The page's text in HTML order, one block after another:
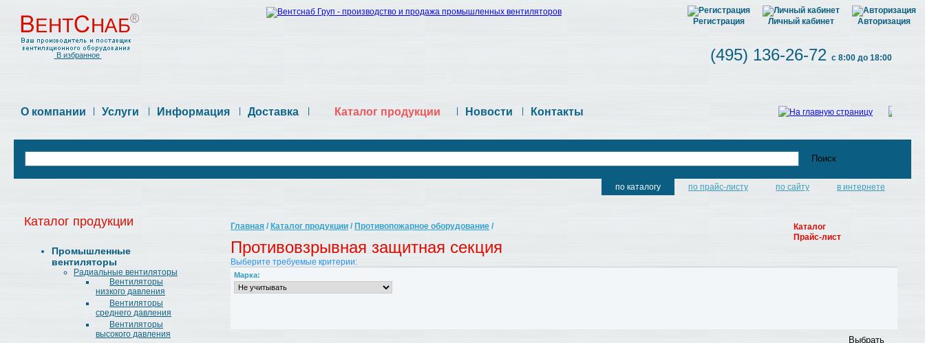
Регистрация Личный кабинет Авторизация
(495) 136-26-72 с 8:00 до 18:00
В избранное
О компании Услуги Информация Доставка Каталог продукции Новости Контакты
по каталогу по прайс-листу по сайту в интернете
Каталог продукции
Промышленные
вентиляторы
Радиальные вентиляторы
Вентиляторы
низкого давления
Вентиляторы
среднего давления
Вентиляторы
высокого давления
Каталог
Прайс-лист
Главная /Каталог продукции /Противопожарное оборудование /
Противовзрывная защитная секция
Выберите требуемые критерии:
Марка: